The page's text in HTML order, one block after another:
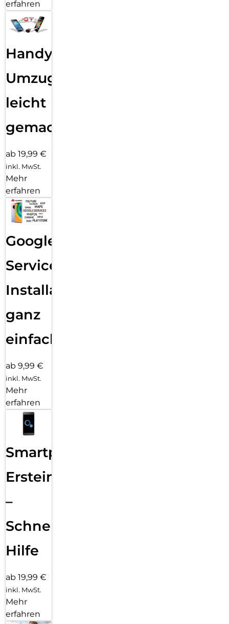
erfahren
Handy
Umzug
leicht
gemacht!
ab 19,99 €
inkl. MwSt.
Mehr
erfahren
Google
Services
Installation
ganz
einfach
ab 9,99 €
inkl. MwSt.
Mehr
erfahren
Smartphone
Ersteinrichtung
–
Schnelle
Hilfe
ab 19,99 €
inkl. MwSt.
Mehr
erfahren